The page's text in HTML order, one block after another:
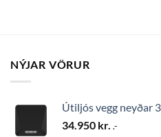
NÝJAR VÖRUR
Útiljós vegg neyðar
34.950 kr. .-